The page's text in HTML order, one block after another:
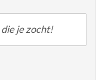
je zocht!